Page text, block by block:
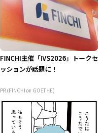
FINCHI主催「IVS2026」トークセ
ッションが話題に！
PR (FINCHI on GOETHE)